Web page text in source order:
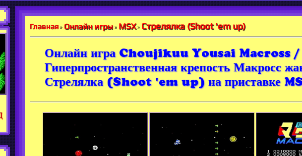
Главная » Онлайн игры » MSX» Стрелялка (Shoot 'em up)
Онлайн игра Choujikuu Yousai Macross /
Гиперпространственная крепость Макросс
Стрелялка (Shoot 'em up) на приставке